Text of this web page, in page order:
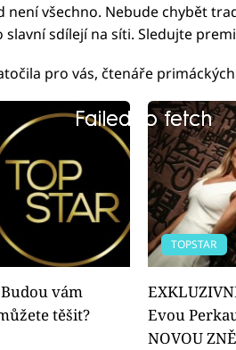
není všechno. Nebude chybět
slavní sdílejí na síti. Sledujte
pro vás, čtenáře
Failed to fetch
Failed to fetch
vám
těšit?
TOPSTAR
Evou
NOVOU